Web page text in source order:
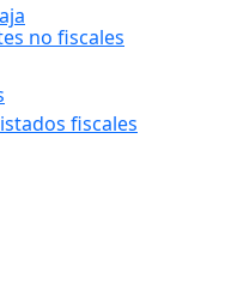
no fiscales
fiscales